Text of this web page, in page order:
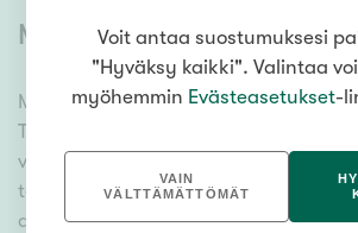
Asuntotyyppi
Kerros-/luhtitalo
Rivitalo/paritalo
Omakoti-/erillistalo
Maa- tai metsätila
Myytävät asunnot (6314 )
Meiltä löydät myytävät asunnot, oli
Tuhansien kohteiden ja satojen
verkostomme auttaa sinua kenties
tärkeimmässä päätöksessä. Katso
asunnot. Hyödynnä myös kätevää
Voit antaa suostumuksesi
"Hyväksy kaikki". Valintaa
myöhemmin Evästeasetukset-
VAIN
VÄLTTÄMÄTTÖMÄT